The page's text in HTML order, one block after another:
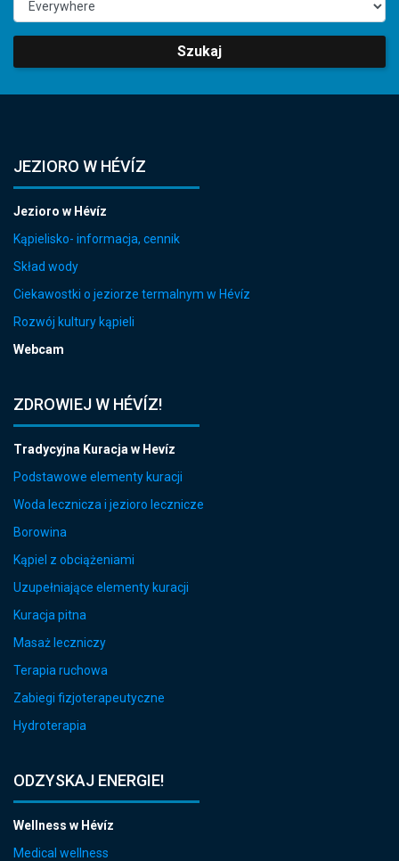
Szukaj
JEZIORO W HÉVÍZ
Jezioro w Hévíz
Kąpielisko- informacja, cennik
Skład wody
Ciekawostki o jeziorze termalnym w Hévíz
Rozwój kultury kąpieli
Webcam
ZDROWIEJ W HÉVÍZ!
Tradycyjna Kuracja w Hevíz
Podstawowe elementy kuracji
Woda lecznicza i jezioro lecznicze
Borowina
Kąpiel z obciążeniami
Uzupełniające elementy kuracji
Kuracja pitna
Masaż leczniczy
Terapia ruchowa
Zabiegi fizjoterapeutyczne
Hydroterapia
ODZYSKAJ ENERGIE!
Wellness w Hévíz
Medical wellness